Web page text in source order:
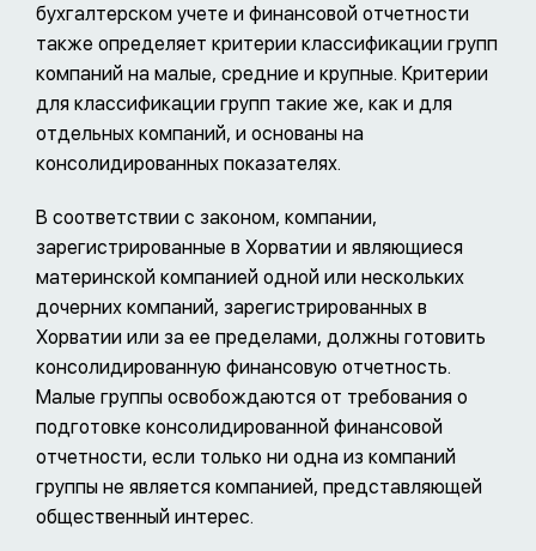
бухгалтерском учете и финансовой отчетности
также определяет критерии классификации групп
компаний на малые, средние и крупные. Критерии
для классификации групп такие же, как и для
отдельных компаний, и основаны на
консолидированных показателях.
В соответствии с законом, компании,
зарегистрированные в Хорватии и являющиеся
материнской компанией одной или нескольких
дочерних компаний, зарегистрированных в
Хорватии или за ее пределами, должны готовить
консолидированную финансовую отчетность.
Малые группы освобождаются от требования о
подготовке консолидированной финансовой
отчетности, если только ни одна из компаний
группы не является компанией, представляющей
общественный интерес.